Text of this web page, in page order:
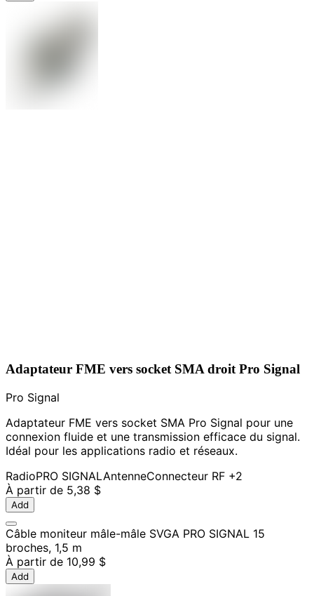
Adaptateur FME vers socket SMA droit Pro Signal
Pro Signal
Adaptateur FME vers socket SMA Pro Signal pour une
connexion fluide et une transmission efficace du signal.
Idéal pour les applications radio et réseaux.
RadioPRO SIGNALAntenneConnecteur RF +2
À partir de 5,38 $
Add
Câble moniteur mâle-mâle SVGA PRO SIGNAL 15
broches, 1,5 m
À partir de 10,99 $
Add